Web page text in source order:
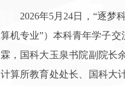
2026年5月24日，“逐梦
算机专业”）本科青年学子
霖，国科大玉泉书院副院长
计算所教育处处长、国科大